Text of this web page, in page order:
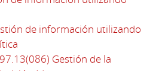
de información utilizando
Gestión de la